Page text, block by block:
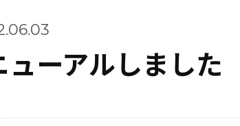
ーアルしました